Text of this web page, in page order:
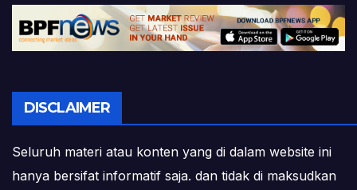
DISCLAIMER
Seluruh materi atau konten yang di dalam website ini
hanya bersifat informatif saja. dan tidak di maksudkan